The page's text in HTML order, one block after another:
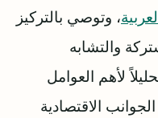
، وتوصي بالتركيز
والتشابه
لأهم العوامل
الاقتصادية